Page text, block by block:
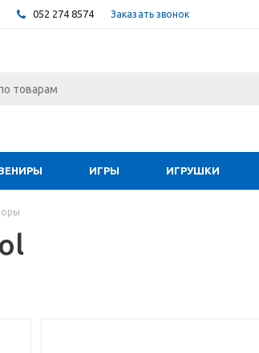
052 274 8574 Заказать звонок
ИГРЫ ИГРУШКИ